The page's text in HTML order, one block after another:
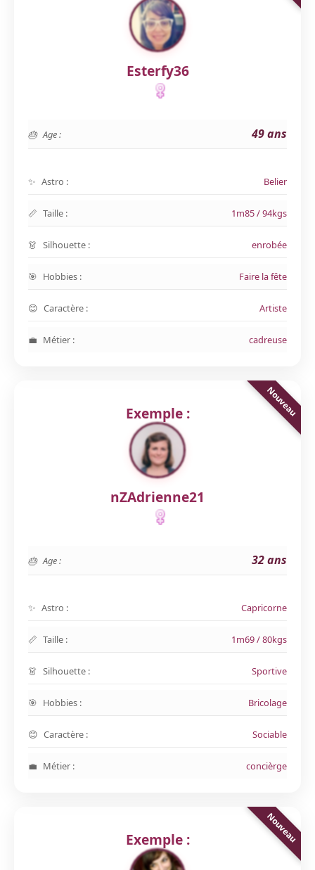
Esterfy36
Age : 49 ans
Astro : Belier
Taille : 1m85 / 94kgs
Silhouette : enrobée
Hobbies : Faire la fête
Caractère : Artiste
Métier : cadreuse
Exemple :
nZAdrienne21
Age : 32 ans
Astro : Capricorne
Taille : 1m69 / 80kgs
Silhouette : Sportive
Hobbies : Bricolage
Caractère : Sociable
Métier : concièrge
Exemple :